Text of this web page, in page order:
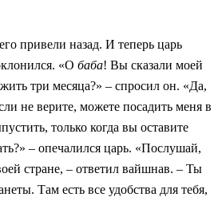
привели назад. И теперь царь
«О баба! Вы сказали моей
три месяца?» – спросил он. «Да,
не верите, можете посадить меня в
только когда вы оставите
– опечалился царь. «Послушай,
стране, – ответил вайшнав. – Ты
Там есть все удобства для тебя,